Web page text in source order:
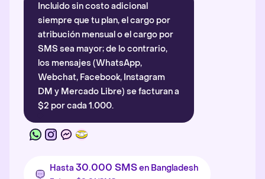
Incluido sin costo adicional
siempre que tu plan, el cargo por
atribución mensual o el cargo por
SMS sea mayor; de lo contrario,
los mensajes (WhatsApp,
Webchat, Facebook, Instagram
DM y Mercado Libre) se facturan a
$2 por cada 1.000.
Hasta 30.000 SMSen Bangladesh